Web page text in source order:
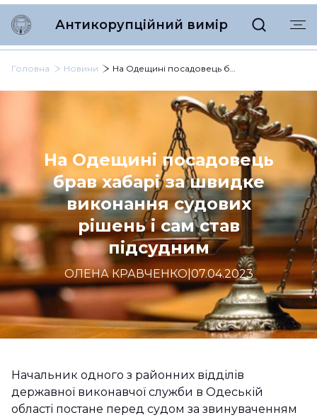
Антикорупційний вимір
Головна Новини На Одещині посадовець брав хабарі за швидке виконання судових рішень і сам став підсудним
На Одещині посадовець
брав хабарі за швидке
виконання судових
рішень і сам став
підсудним
ОЛЕНА КРАВЧЕНКО |07.04.2023
Начальник одного з районних відділів
державної виконавчої служби в Одеській
області постане перед судом за звинуваченням